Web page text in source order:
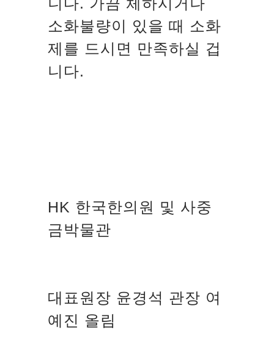
소화불량이 있을 때 소화
제를 드시면 만족하실 겁
니다.
HK 한국한의원 및 사중
금박물관
대표원장 윤경석 관장 여
예진 올림